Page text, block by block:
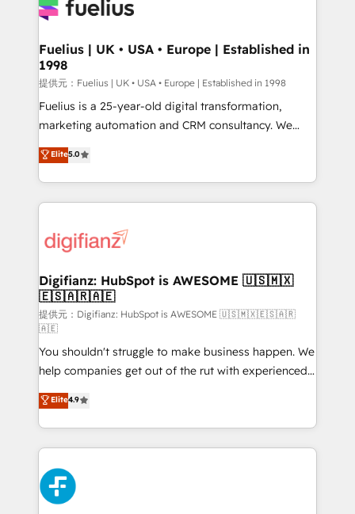
for you and execute it on HubSpot. We are on the
framework, meaning we've been accredited by
HubSpot and vetted by the CCS, which means we
can support public sector companies as well the
other ones listed in our profile. Our services: -
HubSpot implementation - HubSpot CMS website
is there for you to: - Grow revenue, and run your
business more efficiently - Build stronger
more people - Get the most out of your HubSpot
investment
Fuelius | UK • USA • Europe | Established in
1998
提供元：Fuelius | UK • USA • Europe | Established in 1998
Fuelius is a 25-year-old digital transformation,
marketing automation and CRM consultancy. We
enable mid-market and enterprise clients to
maximise their return from digital and fuel their
growth. We modernise platforms, streamline
operations that are causing inefficiencies, improve
supercharge revenue operations Key services: • CRM
Transformation / Web Development • RevOps &
Sales Consulting • Marketing Automation What
makes us different? 🚀 Top 0.5% of global HubSpot
agencies ⚙️ The strongest technical ability and
integration capabilities 💼 Consultative, long-term
partners who will embed ourselves into your
business, processes and systems 🏢 We specialise in
working with mid-market and enterprise
organisations, global organisations and those with
complex use cases 🏆 CRM Implementation,
Platform Enablement, Custom Integration and
Onboarding Accredited 🔐 ISO27001 & ISO9001
Certified
Elite5.0
Digifianz: HubSpot is AWESOME 🇺🇸🇲🇽
🇪🇸🇦🇷🇦🇪
提供元：Digifianz: HubSpot is AWESOME 🇺🇸🇲🇽🇪🇸🇦🇷
🇦🇪
You shouldn't struggle to make business happen. We
help companies get out of the rut with experienced,
process-oriented teams implementing HubSpot
Marketing, Sales, Service, CMS and Operations Hub,
so selling and actually engaging with your customers
feels easy and pain-free. We are a top ranked
HubSpot Elite Partner, winner of Rookie of the Year
and Customer First Awards, 4.9/5 rating in HubSpot
Reviews and 4.9/5 rating in Clutch Reviews. Digifianz
Elite4.9